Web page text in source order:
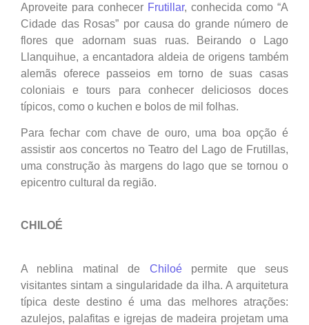
Aproveite para conhecer Frutillar, conhecida como “A
Cidade das Rosas” por causa do grande número de
flores que adornam suas ruas. Beirando o Lago
Llanquihue, a encantadora aldeia de origens também
alemãs oferece passeios em torno de suas casas
coloniais e tours para conhecer deliciosos doces
típicos, como o kuchen e bolos de mil folhas.
Para fechar com chave de ouro, uma boa opção é
assistir aos concertos no Teatro del Lago de Frutillas,
uma construção às margens do lago que se tornou o
epicentro cultural da região.
CHILOÉ
A neblina matinal de Chiloépermite que seus
visitantes sintam a singularidade da ilha. A arquitetura
típica deste destino é uma das melhores atrações:
azulejos, palafitas e igrejas de madeira projetam uma